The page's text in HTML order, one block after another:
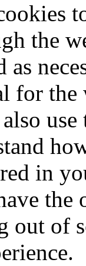
the
as
for
in
out of